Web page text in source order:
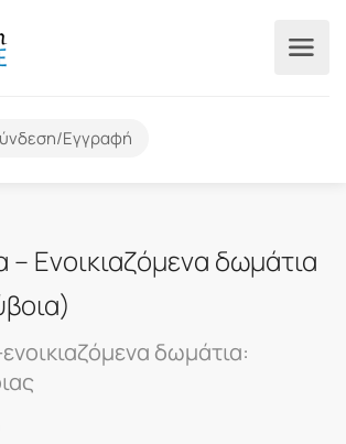
Εγγραφή
– Ενοικιαζόμενα δωμάτια
δωμάτια: